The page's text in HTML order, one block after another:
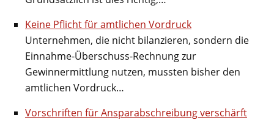
Keine Pflicht für amtlichen Vordruck
Unternehmen, die nicht bilanzieren, sondern die
Einnahme-Überschuss-Rechnung zur
Gewinnermittlung nutzen, mussten bisher den
amtlichen Vordruck…
Vorschriften für Ansparabschreibung verschärft